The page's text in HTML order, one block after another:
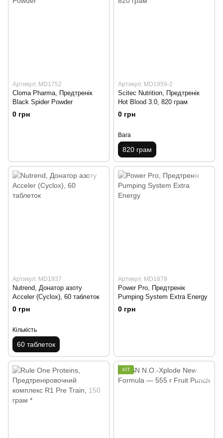
Артикул: MD1752
Cloma Pharma, Предтренік
Black Spider Powder
0 грн
Артикул: MD1959-2
Scitec Nutrition, Предтренік
Hot Blood 3.0, 820 грам
0 грн
Вага
820 грам
Артикул: MD1937
Nutrend, Донатор азоту
Acceler (Cyclox), 60 таблеток
0 грн
Кількість
60 таблеток
Артикул: MD1879
Power Pro, Предтренік
Pumping System Extra Energy
0 грн
ХІТ